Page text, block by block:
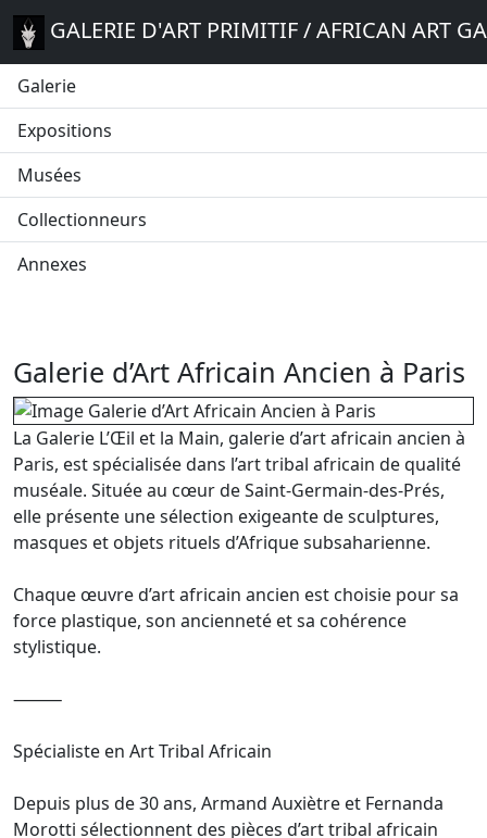
GALERIE D'ART PRIMITIF / AFRICAN ART
Galerie
Expositions
Musées
Collectionneurs
Annexes
Galerie d’Art Africain Ancien à Paris
La Galerie L’Œil et la Main, galerie d’art africain ancien à
Paris, est spécialisée dans l’art tribal africain de qualité
muséale. Située au cœur de Saint-Germain-des-Prés,
elle présente une sélection exigeante de sculptures,
masques et objets rituels d’Afrique subsaharienne.
Chaque œuvre d’art africain ancien est choisie pour sa
force plastique, son ancienneté et sa cohérence
stylistique.
⸻
Spécialiste en Art Tribal Africain
Depuis plus de 30 ans, Armand Auxiètre et Fernanda
Morotti sélectionnent des pièces d’art tribal africain